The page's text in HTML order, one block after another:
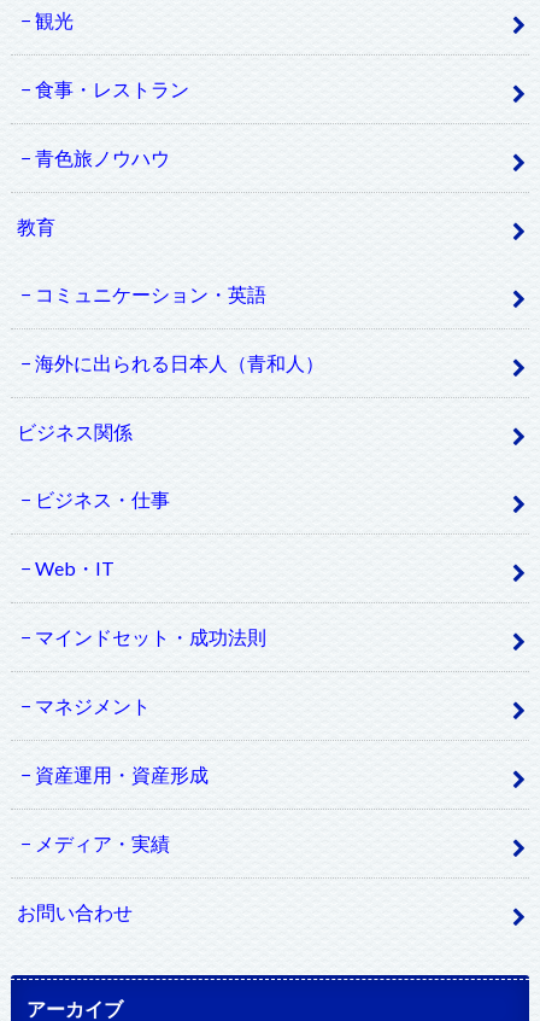
観光
食事・レストラン
青色旅ノウハウ
教育
コミュニケーション・英語
海外に出られる日本人（青和人）
ビジネス関係
ビジネス・仕事
Web・IT
マインドセット・成功法則
マネジメント
資産運用・資産形成
メディア・実績
お問い合わせ
アーカイブ